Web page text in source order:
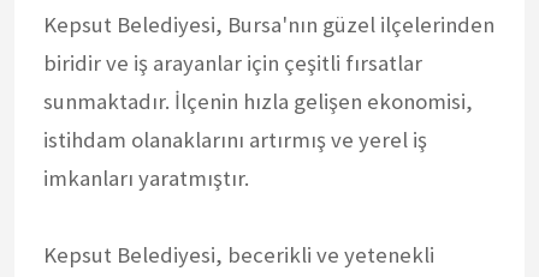
Kepsut Belediyesi, Bursa'nın güzel ilçelerinden
biridir ve iş arayanlar için çeşitli fırsatlar
sunmaktadır. İlçenin hızla gelişen ekonomisi,
istihdam olanaklarını artırmış ve yerel iş
imkanları yaratmıştır.
Kepsut Belediyesi, becerikli ve yetenekli